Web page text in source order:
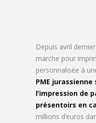
Depuis avril
marche pour
personnalisée à
PME
l’impression de
présentoirs en
millions d’euros